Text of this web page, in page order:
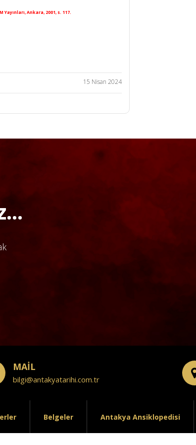
Ankara, 2001, s. 117.
15 Nisan 2024
MAİL
bilgi@antakyatarihi.com.tr
Belgeler Antakya Ansiklopedisi